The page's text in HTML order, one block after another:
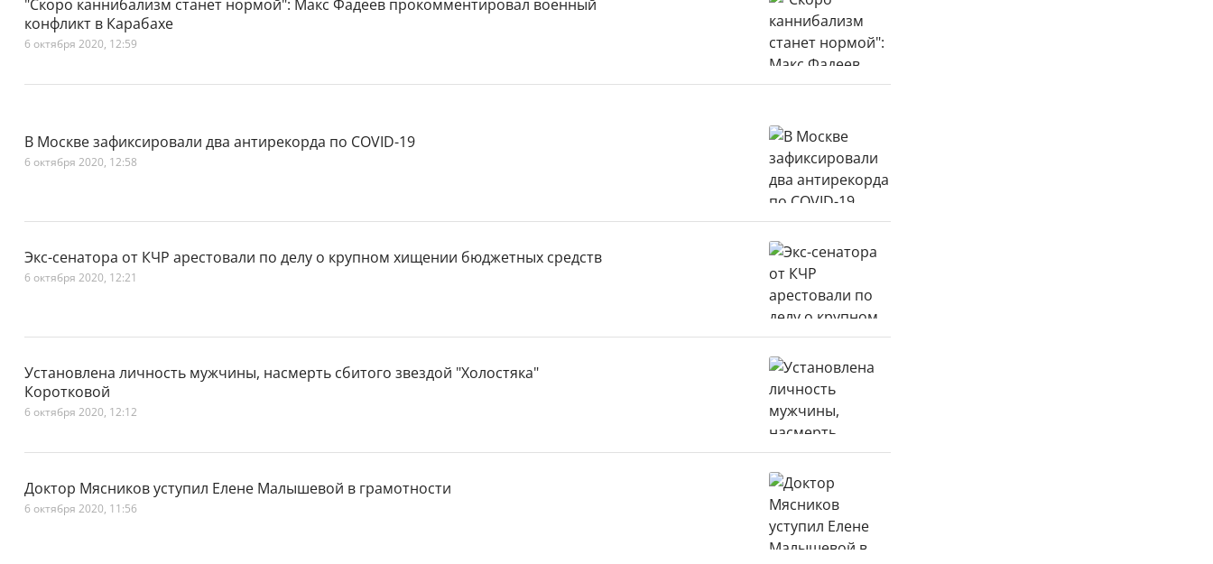
"Скоро каннибализм станет нормой": Макс Фадеев прокомментировал военный
конфликт в Карабахе
6 октября 2020, 12:59
В Москве зафиксировали два антирекорда по COVID-19
6 октября 2020, 12:58
Экс-сенатора от КЧР арестовали по делу о крупном хищении бюджетных средств
6 октября 2020, 12:21
Установлена личность мужчины, насмерть сбитого звездой "Холостяка"
Коротковой
6 октября 2020, 12:12
Доктор Мясников уступил Елене Малышевой в грамотности
6 октября 2020, 11:56